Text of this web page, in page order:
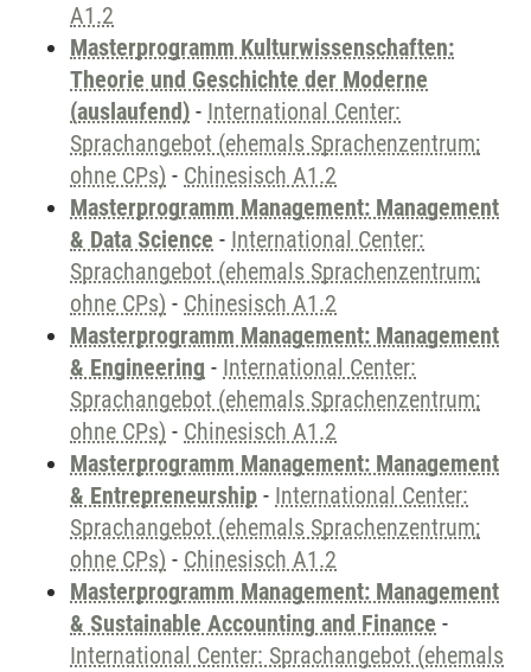
A1.2
Masterprogramm Kulturwissenschaften:
Theorie und Geschichte der Moderne
(auslaufend) - International Center:
Sprachangebot (ehemals Sprachenzentrum;
ohne CPs) - Chinesisch A1.2
Masterprogramm Management: Management
& Data Science - International Center:
Sprachangebot (ehemals Sprachenzentrum;
ohne CPs) - Chinesisch A1.2
Masterprogramm Management: Management
& Engineering - International Center:
Sprachangebot (ehemals Sprachenzentrum;
ohne CPs) - Chinesisch A1.2
Masterprogramm Management: Management
& Entrepreneurship - International Center:
Sprachangebot (ehemals Sprachenzentrum;
ohne CPs) - Chinesisch A1.2
Masterprogramm Management: Management
& Sustainable Accounting and Finance -
International Center: Sprachangebot (ehemals